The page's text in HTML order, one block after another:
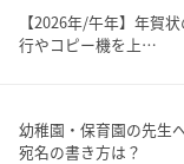
【2026年/午年】年賀
行やコピー機を上…
幼稚園・保育園の先生
宛名の書き方は？